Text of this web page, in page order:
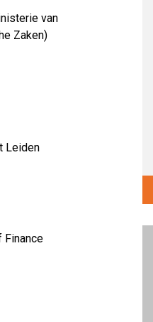
van
Zaken)
Leiden
Finance